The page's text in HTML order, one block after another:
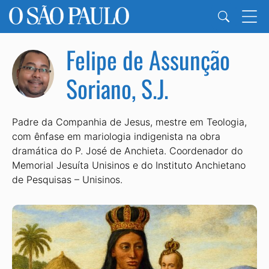
Felipe de Assunção
Soriano, S.J.
Padre da Companhia de Jesus, mestre em Teologia,
com ênfase em mariologia indigenista na obra
dramática do P. José de Anchieta. Coordenador do
Memorial Jesuíta Unisinos e do Instituto Anchietano
de Pesquisas – Unisinos.